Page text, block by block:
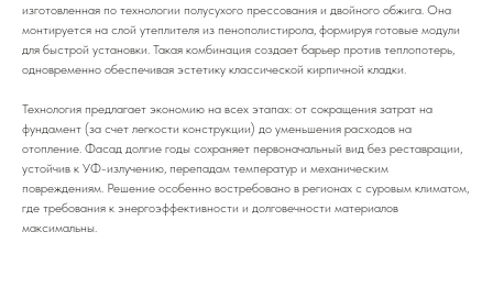
изготовленная по технологии полусухого прессования и двойного обжига. Она
монтируется на слой утеплителя из пенополистирола, формируя готовые модули
для быстрой установки. Такая комбинация создает барьер против теплопотерь,
одновременно обеспечивая эстетику классической кирпичной кладки.
Технология предлагает экономию на всех этапах: от сокращения затрат на
фундамент (за счет легкости конструкции) до уменьшения расходов на
отопление. Фасад долгие годы сохраняет первоначальный вид без реставрации,
устойчив к УФ-излучению, перепадам температур и механическим
повреждениям. Решение особенно востребовано в регионах с суровым климатом,
где требования к энергоэффективности и долговечности материалов
максимальны.